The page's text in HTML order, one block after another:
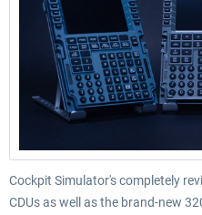
Cockpit Simulator's completely
CDUs as well as the brand-new